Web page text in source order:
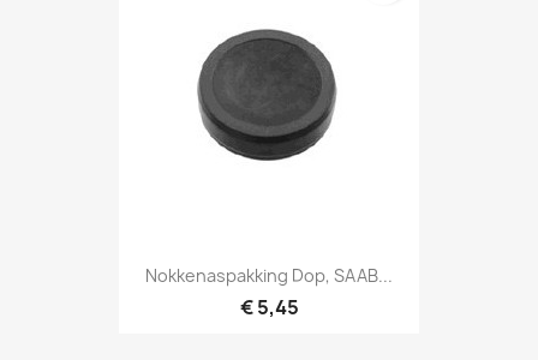
Nokkenaspakking Dop, SAAB...
€ 5,45